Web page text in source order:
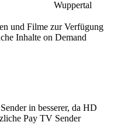
Wuppertal
und Filme zur Verfügung
Inhalte on Demand
in besserer, da HD
Pay TV Sender